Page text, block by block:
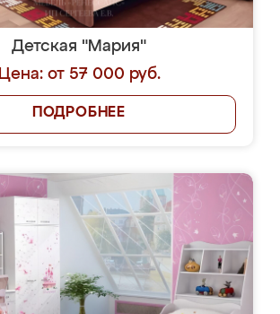
Детская "Мария"
Цена: от 57 000 руб.
ПОДРОБНЕЕ